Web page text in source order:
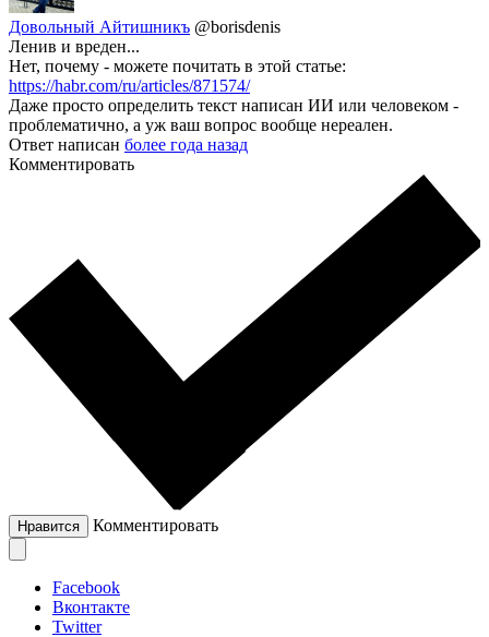
Довольный Айтишникъ @borisdenis
Ленив и вреден...
Нет, почему - можете почитать в этой статье:
https://habr.com/ru/articles/871574/
Даже просто определить текст написан ИИ или человеком -
проблематично, а уж ваш вопрос вообще нереален.
Ответ написан более года назад
Комментировать
Нравится Комментировать
Facebook
Вконтакте
Twitter